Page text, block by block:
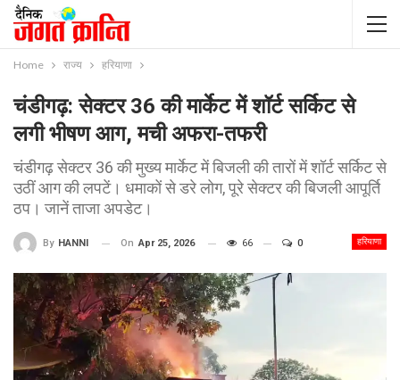
Home राज्य हरियाणा
चंडीगढ़: सेक्टर 36 की मार्केट में शॉर्ट सर्किट से
लगी भीषण आग, मची अफरा-तफरी
चंडीगढ़ सेक्टर 36 की मुख्य मार्केट में बिजली की तारों में शॉर्ट सर्किट से
उठीं आग की लपटें। धमाकों से डरे लोग, पूरे सेक्टर की बिजली आपूर्ति
ठप। जानें ताजा अपडेट।
हरियाणा
By HANNI On Apr 25, 2026 66 0